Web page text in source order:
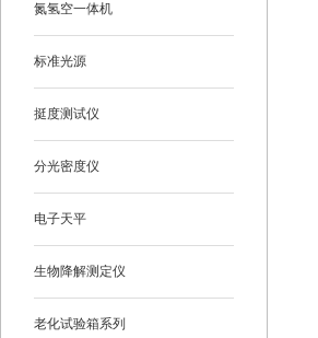
氮氢空一体机
标准光源
挺度测试仪
分光密度仪
电子天平
生物降解测定仪
老化试验箱系列